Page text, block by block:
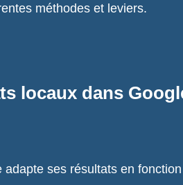
méthodes et leviers.
locaux dans
ses résultats en